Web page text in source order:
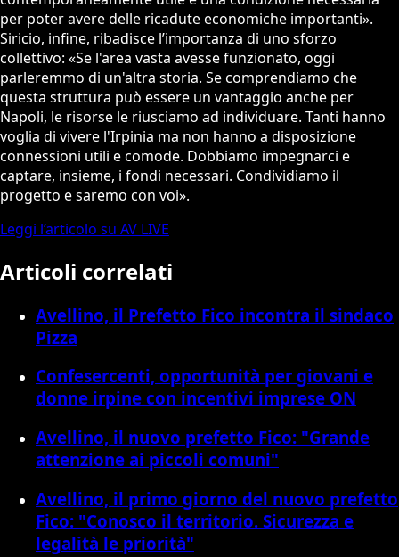
per poter avere delle ricadute economiche importanti».
Siricio, infine, ribadisce l’importanza di uno sforzo
collettivo: «Se l'area vasta avesse funzionato, oggi
parleremmo di un'altra storia. Se comprendiamo che
questa struttura può essere un vantaggio anche per
Napoli, le risorse le riusciamo ad individuare. Tanti hanno
voglia di vivere l'Irpinia ma non hanno a disposizione
connessioni utili e comode. Dobbiamo impegnarci e
captare, insieme, i fondi necessari. Condividiamo il
progetto e saremo con voi».
Leggi l’articolo su AV LIVE
Articoli correlati
Avellino, il Prefetto Fico incontra il sindaco
Pizza
Confesercenti, opportunità per giovani e
donne irpine con incentivi imprese ON
Avellino, il nuovo prefetto Fico: "Grande
attenzione ai piccoli comuni"
Avellino, il primo giorno del nuovo prefetto
Fico: "Conosco il territorio. Sicurezza e
legalità le priorità"